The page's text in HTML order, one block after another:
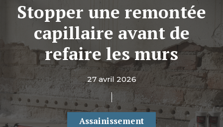
Stopper une remontée
capillaire avant de
refaire les murs
27 avril 2026
Assainissement